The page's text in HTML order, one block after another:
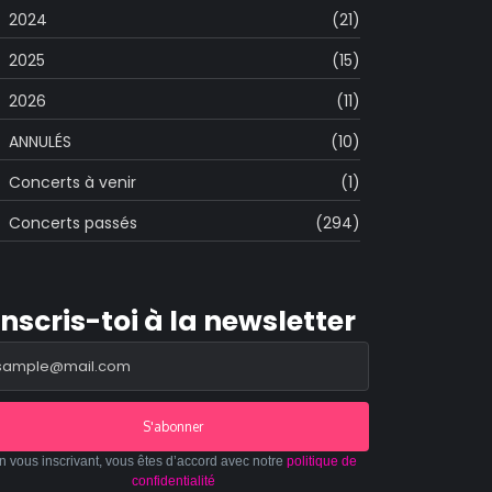
2024
(21)
2025
(15)
2026
(11)
ANNULÉS
(10)
Concerts à venir
(1)
Concerts passés
(294)
toi à la newsletter
S'abonner
vous inscrivant, vous êtes d’accord avec notre politique de
confidentialité